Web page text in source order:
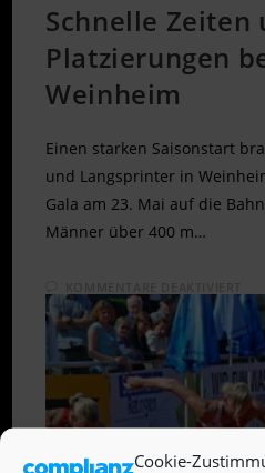
Cookie-
Schnelle Zeiten
Platzierungen
Weinheim
Einen starken Saisonstart
und Langsprinter in
Gala am 23. Mai auf die
Männer über 400 m…
BEI
IN